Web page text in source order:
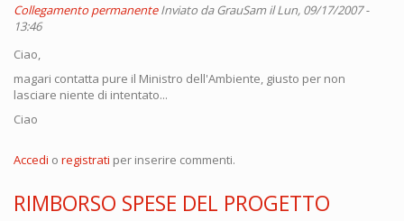
Collegamento permanente Inviato daGrauSamil Lun, 09/17/2007 -
13:46
Ciao,
magari contatta pure il Ministro dell'Ambiente, giusto per non
lasciare niente di intentato...
Ciao
Accedi o registrati per inserire commenti.
RIMBORSO SPESE DEL PROGETTO